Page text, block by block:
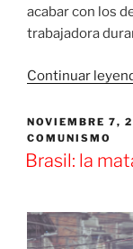
acabar con los
trabajadora
Continuar
PUBLICADO
EL
NOVIEMBRE 7,
COMUNISMO
Brasil: la